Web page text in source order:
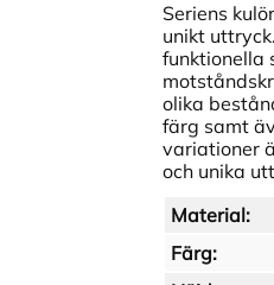
Seriens
unikt
funktionella
olika
färg samt
variationer
och unika
Material:
Färg: